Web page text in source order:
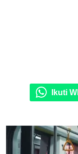
Ikuti